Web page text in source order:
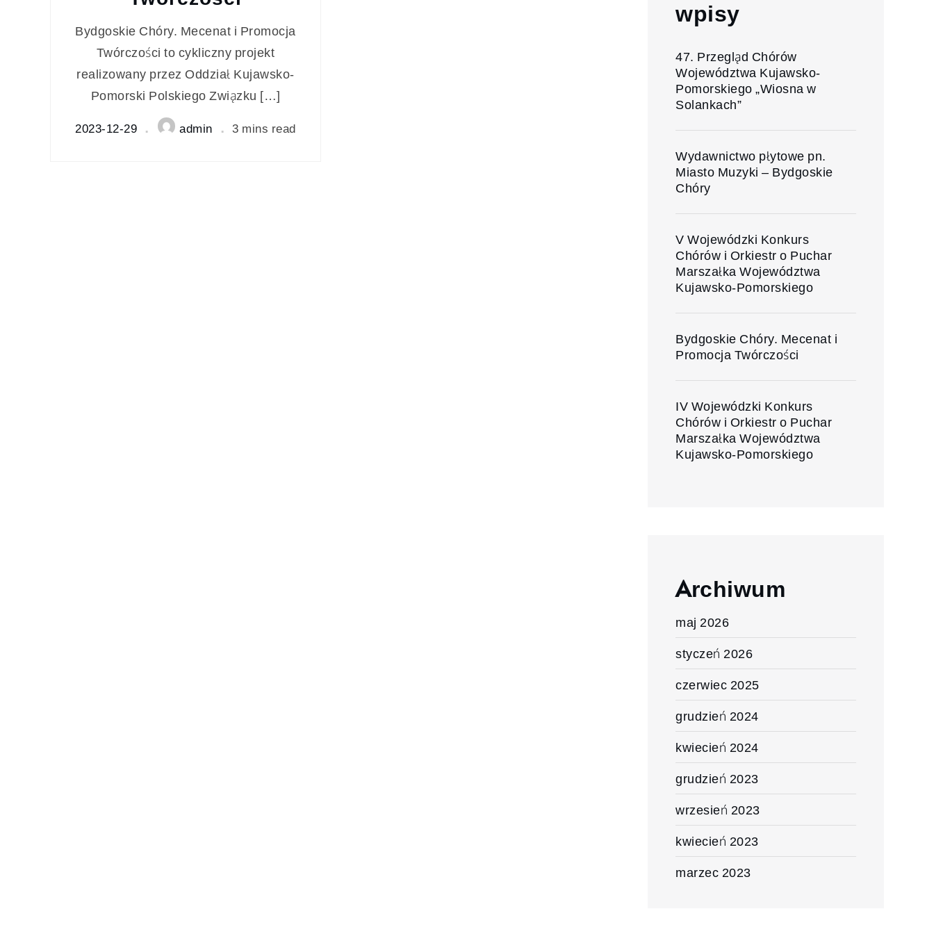
Bydgoskie Chóry. Mecenat i Promocja
Twórczości to cykliczny projekt
realizowany przez Oddział Kujawsko-
Pomorski Polskiego Związku […]
2023-12-29 admin 3 mins read
wpisy
47. Przegląd Chórów
Województwa Kujawsko-
Pomorskiego „Wiosna w
Solankach”
Wydawnictwo płytowe pn.
Miasto Muzyki – Bydgoskie
Chóry
V Wojewódzki Konkurs
Chórów i Orkiestr o Puchar
Marszałka Województwa
Kujawsko-Pomorskiego
Bydgoskie Chóry. Mecenat i
Promocja Twórczości
IV Wojewódzki Konkurs
Chórów i Orkiestr o Puchar
Marszałka Województwa
Kujawsko-Pomorskiego
Archiwum
maj 2026
styczeń 2026
czerwiec 2025
grudzień 2024
kwiecień 2024
grudzień 2023
wrzesień 2023
kwiecień 2023
marzec 2023